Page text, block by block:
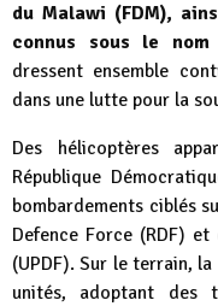
du Malawi (FDM),
connus sous le nom
dressent ensemble
dans une lutte pour la
Des hélicoptères
République
bombardements ciblés
Defence Force (RDF) et
(UPDF). Sur le terrain,
unités, adoptant des